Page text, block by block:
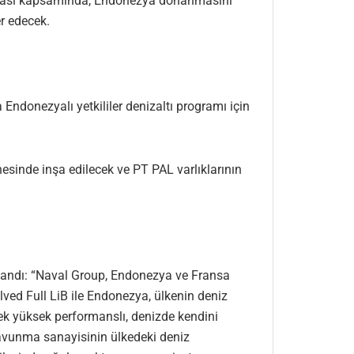
edecek.
yetkililer denizaltı programı için
inşa edilecek ve PT PAL varlıklarının
“Naval Group, Endonezya ve Fransa
Full LiB ile Endonezya, ülkenin deniz
yüksek performanslı, denizde kendini
sanayisinin ülkedeki deniz